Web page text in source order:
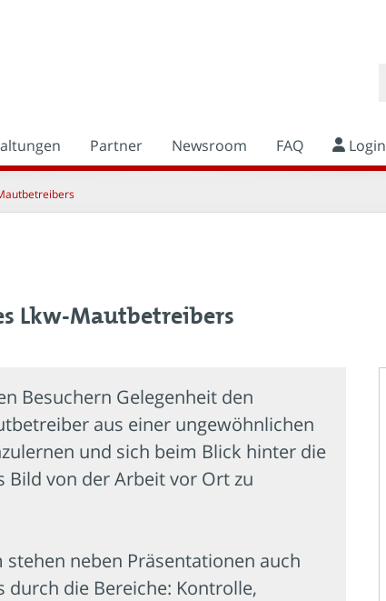
Partner Newsroom FAQ Login
Lkw-Mautbetreibers
Besuchern Gelegenheit den
aus einer ungewöhnlichen
und sich beim Blick hinter die
Bild von der Arbeit vor Ort zu
neben Präsentationen auch
durch die Bereiche: Kontrolle,